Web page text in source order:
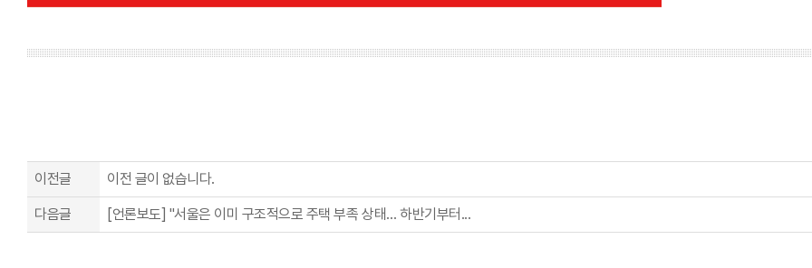
이전글 이전 글이 없습니다.
다음글 [언론보도] "서울은 이미 구조적으로 주택 부족 상태… 하반기부터...